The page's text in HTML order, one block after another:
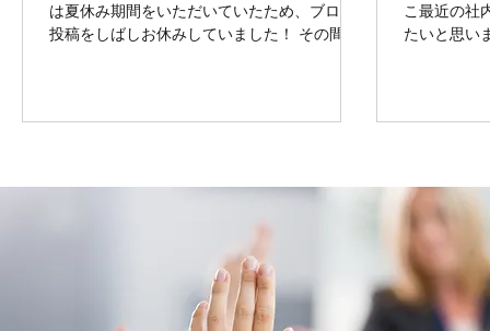
は夏休み期間をいただいていたため、ブログ
投稿をしばしお休みしていました！ その間に
てくれました。
こ最近の社
たいと思い